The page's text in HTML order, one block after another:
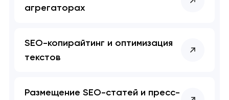
агрегаторах
SEO-копирайтинг и оптимизация
текстов
Размещение SEO-статей и пресс-